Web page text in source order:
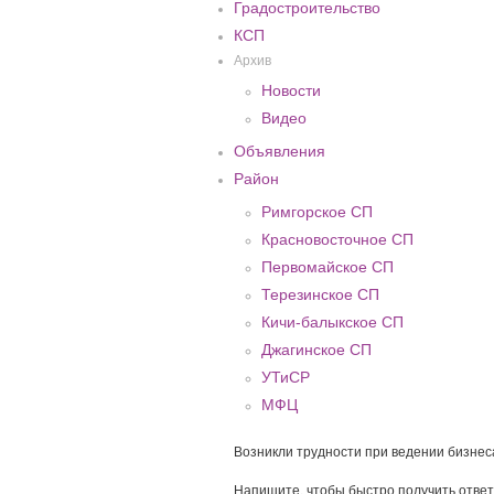
Градостроительство
КСП
Архив
Новости
Видео
Объявления
Район
Римгорское СП
Красновосточное СП
Первомайское СП
Терезинское СП
Кичи-балыкское СП
Джагинское СП
УТиСР
МФЦ
Возникли трудности при ведении
Напишите, чтобы быстро получить ответ